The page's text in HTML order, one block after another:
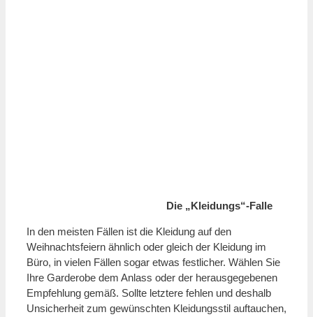
Die „Kleidungs“-Falle
In den meisten Fällen ist die Kleidung auf den
Weihnachtsfeiern ähnlich oder gleich der Kleidung im
Büro, in vielen Fällen sogar etwas festlicher. Wählen Sie
Ihre Garderobe dem Anlass oder der herausgegebenen
Empfehlung gemäß. Sollte letztere fehlen und deshalb
Unsicherheit zum gewünschten Kleidungsstil auftauchen,